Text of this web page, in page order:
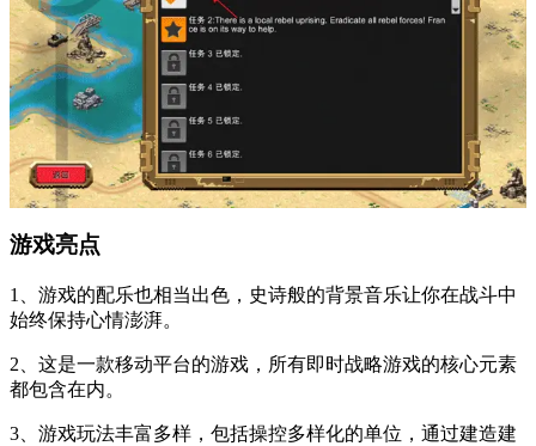
游戏亮点
1、游戏的配乐也相当出色，史诗般的背景音乐让你在战斗中
始终保持心情澎湃。
2、这是一款移动平台的游戏，所有即时战略游戏的核心元素
都包含在内。
3、游戏玩法丰富多样，包括操控多样化的单位，通过建造建